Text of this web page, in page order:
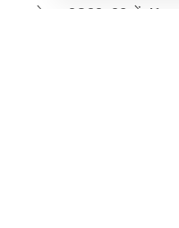
रुपये था, 2022-23 में 41